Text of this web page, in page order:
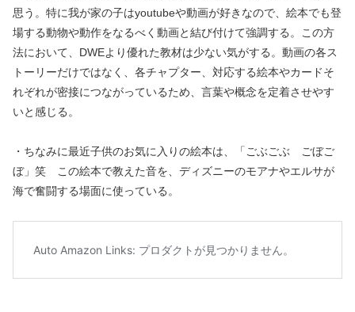
思う。特に我が家の子はyoutubeや動画が好きなので、絵本でも登
場する動物や動作をなるべく動画と結び付けて強調する。この方
法において、DWEより優れた教材は少ない気がする。動画の各ス
トーリーだけではなく、各チャプター、対応する絵本やカードそ
れぞれが密接につながっているため、言葉や概念を定着させやす
いと感じる。
・ちなみに最近子供のお気に入りの絵本は、「ごぶごぶ ごぼご
ぼ」笑 この絵本で教えた音を、ディズニーのモアナやエルサが
海で奮闘する場面に使っている。